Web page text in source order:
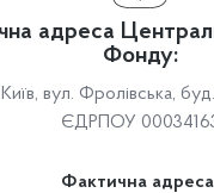
адреса
Фонду:
вул. Фролівська,
ЄДРПОУ
Фактична